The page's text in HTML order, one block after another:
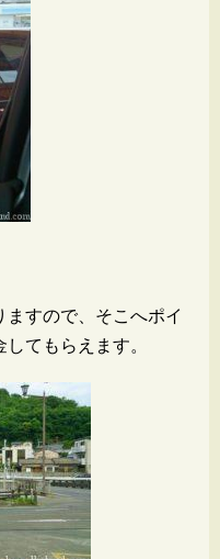
すので、そこへポイ
てもらえます。